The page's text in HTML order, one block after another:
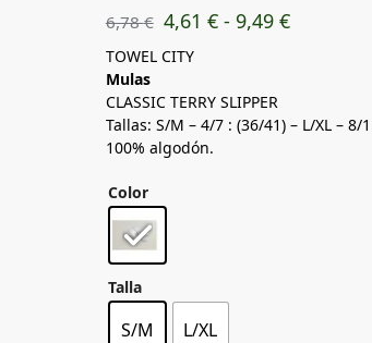
6,78€ 4,61 € - 9,49 €
TOWEL CITY
Mulas
CLASSIC TERRY SLIPPER
Tallas: S/M – 4/7 : (36/41) – L/XL – 8/
100% algodón.
Color
Talla
S/M L/XL